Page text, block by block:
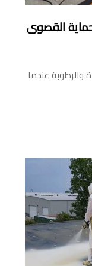
القصوى
والرطوبة عندما